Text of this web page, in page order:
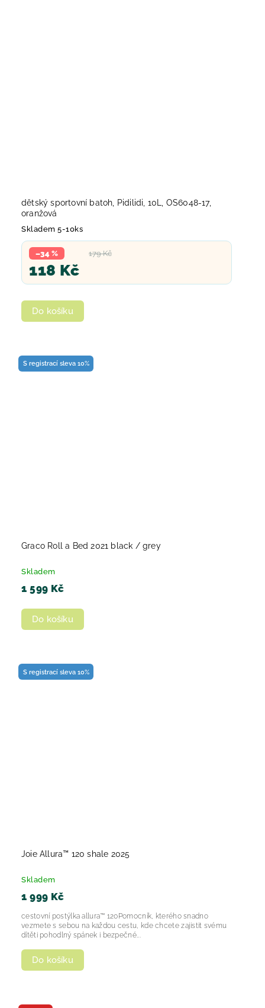
dětský sportovní batoh, Pidilidi, 10L, OS6048-17,
oranžová
Skladem 5-10ks
179 Kč
–34 %
118 Kč
Do košíku
S registrací sleva 10%
Graco Roll a Bed 2021 black / grey
Skladem
1 599 Kč
Do košíku
S registrací sleva 10%
Joie Allura™ 120 shale 2025
Skladem
1 999 Kč
Do košíku
cestovní postýlka allura™ 120Pomocník, kterého snadno
vezmete s sebou na každou cestu, kde chcete zajistit svému
dítěti pohodlný spánek i bezpečné...